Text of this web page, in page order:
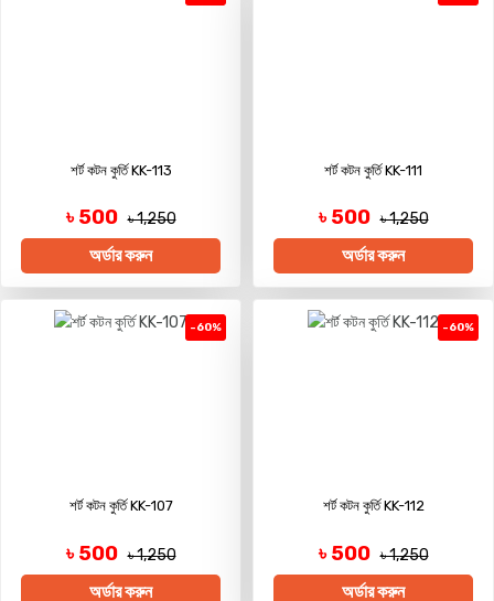
শর্ট কটন কুর্তি KK-113
৳ 500 ৳ 1,250
অর্ডার করুন
শর্ট কটন কুর্তি KK-111
৳ 500 ৳ 1,250
অর্ডার করুন
-60%
শর্ট কটন কুর্তি KK-107
৳ 500 ৳ 1,250
অর্ডার করুন
-60%
শর্ট কটন কুর্তি KK-112
৳ 500 ৳ 1,250
অর্ডার করুন